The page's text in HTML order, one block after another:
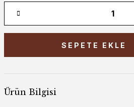
SEPETE EKLE
Ürün Bilgisi